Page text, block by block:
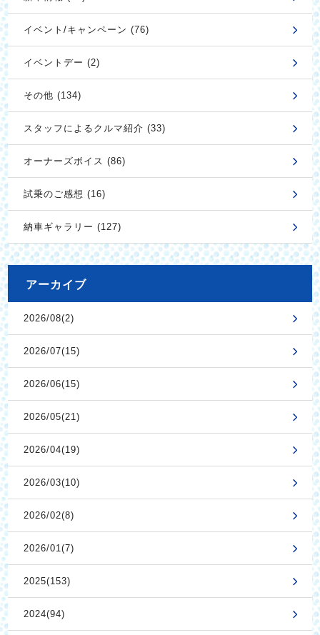
イベント/キャンペーン (76)
イベントデー (2)
その他 (134)
スタッフによるクルマ紹介 (33)
オーナーズボイス (86)
試乗のご感想 (16)
納車ギャラリー (127)
アーカイブ
2026/08(2)
2026/07(15)
2026/06(15)
2026/05(21)
2026/04(19)
2026/03(10)
2026/02(8)
2026/01(7)
2025(153)
2024(94)